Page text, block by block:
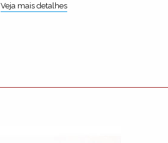
Veja mais detalhes